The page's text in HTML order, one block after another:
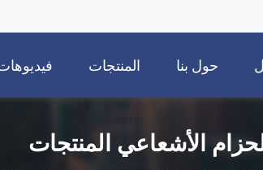
حول بنا المنتجات
الأشعاعي المنتجات